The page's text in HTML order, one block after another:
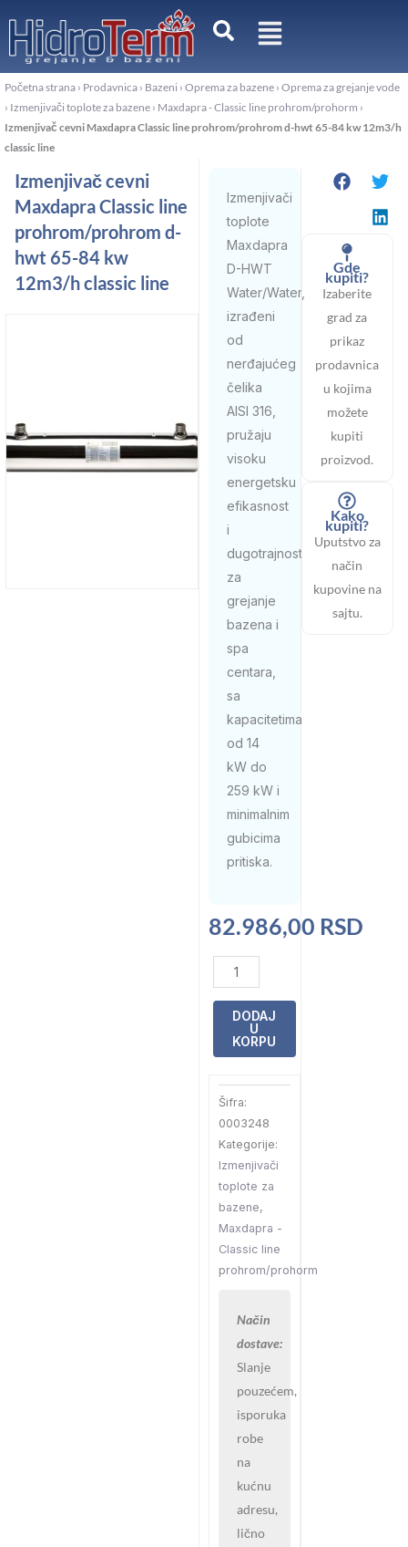
sadržaj
Početna strana › Prodavnica › Bazeni › Oprema za bazene › Oprema za grejanje vode
› Izmenjivači toplote za bazene › Maxdapra - Classic line prohrom/prohorm ›
Izmenjivač cevni Maxdapra Classic line prohrom/prohrom d-hwt 65-84 kw 12m3/h
classic line
Izmenjivač cevni
Maxdapra Classic line
prohrom/prohrom d-
hwt 65-84 kw
12m3/h classic line
Izmenjivači
toplote
Maxdapra
D-HWT
Water/Water,
izrađeni
od
nerđajućeg
čelika
AISI 316,
pružaju
visoku
energetsku
efikasnost
i
dugotrajnost
za
grejanje
bazena i
spa
centara,
sa
kapacitetima
od 14
kW do
259 kW i
minimalnim
gubicima
pritiska.
82.986,00 RSD
Izmenjivač
cevni
Maxdapra
Classic
line
d-
hwt
65-
12m3/h
classic
line
DODAJ
U
KORPU
Šifra:
0003248
Kategorije:
Izmenjivači
toplote za
bazene,
Maxdapra -
Classic line
prohrom/prohorm
Način
dostave:
Slanje
pouzećem,
isporuka
robe
na
kućnu
adresu,
lično
Gde
kupiti?
Izaberite
grad za
prikaz
prodavnica
u kojima
možete
kupiti
proizvod.
Kako
kupiti?
Uputstvo za
način
kupovine na
sajtu.